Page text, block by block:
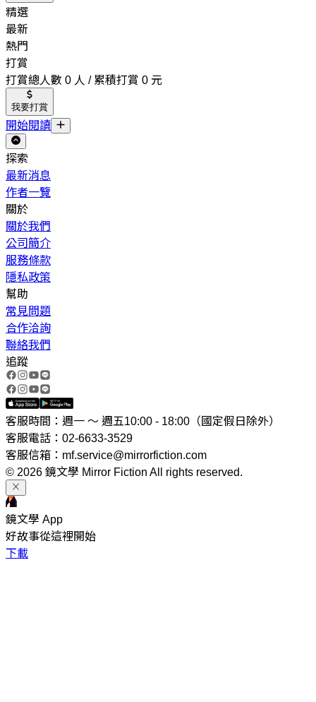
精選
最新
熱門
打賞
打賞總人數 0 人 / 累積打賞 0 元
我要打賞
開始閱讀
探索
最新消息
作者一覽
關於
關於我們
公司簡介
服務條款
隱私政策
幫助
常見問題
合作洽詢
聯絡我們
追蹤
客服時間：週一 ～ 週五10:00 - 18:00（國定假日除外）
客服電話：02-6633-3529
客服信箱：mf.service@mirrorfiction.com
© 2026 鏡文學 Mirror Fiction All rights reserved.
鏡文學 App
好故事從這裡開始
下載